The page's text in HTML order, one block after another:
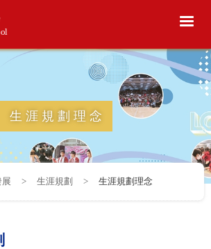
生涯規劃理念
> 生涯規劃 > 生涯規劃理念